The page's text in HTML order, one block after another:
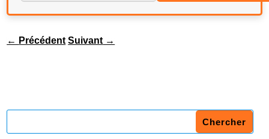
← Précédent Suivant →